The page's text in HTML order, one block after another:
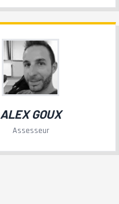
ALEX GOUX
Assesseur